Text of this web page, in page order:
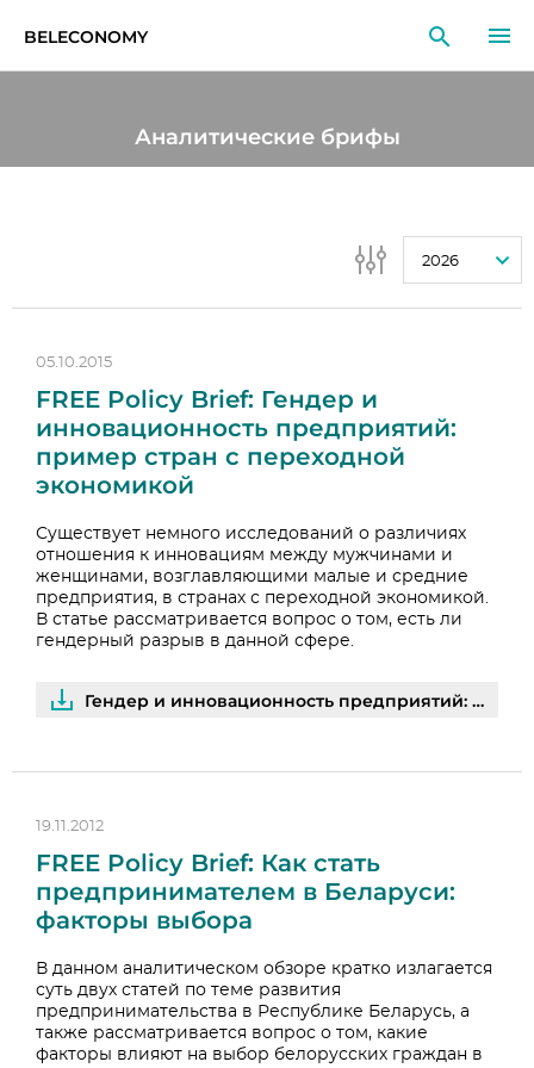
BELECONOMY
Аналитические брифы
2026
05.10.2015
FREE Policy Brief: Гендер и
инновационность предприятий:
пример стран с переходной
экономикой
Существует немного исследований о различиях
отношения к инновациям между мужчинами и
женщинами, возглавляющими малые и средние
предприятия, в странах с переходной экономикой.
В статье рассматривается вопрос о том, есть ли
гендерный разрыв в данной сфере.
Гендер и инновационность предприятий: пример стран с переходной экономикой | PDF
19.11.2012
FREE Policy Brief: Как стать
предпринимателем в Беларуси:
факторы выбора
В данном аналитическом обзоре кратко излагается
суть двух статей по теме развития
предпринимательства в Республике Беларусь, а
также рассматривается вопрос о том, какие
факторы влияют на выбор белорусских граждан в